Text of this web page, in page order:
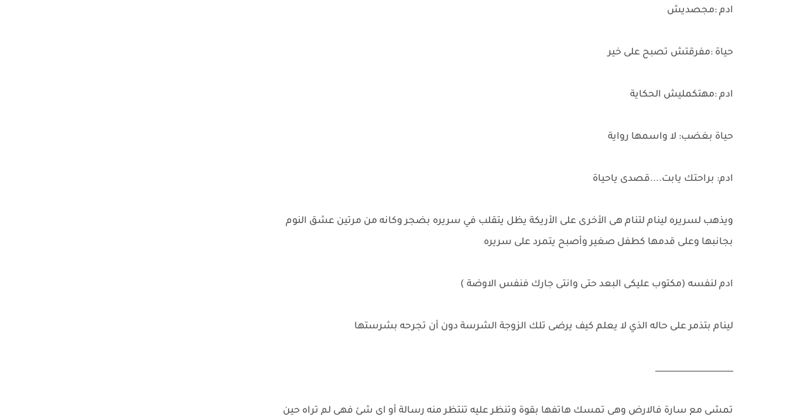
ادم :مجصديش
حياة :مفرقتش تصبح على خير
ادم :مهتكمليش الحكاية
حياة بغضب: لا واسمها رواية
ادم: براحتك يابت....قصدى ياحياة
ويذهب لسريره لينام لتنام هى الأخرى على الأريكة يظل يتقلب في سريره بضجر وكانه من مرتين عشق النوم
بجانبها وعلى قدمها كطفل صغير وأصبح يتمرد على سريره
ادم لنفسه (مكتوب عليكى البعد حتى وانتى جارك فنفس الاوضة )
لينام بتذمر على حاله الذي لا يعلم كيف يرضى تلك الزوجة الشرسة دون أن تجرحه بشرستها
___________________
تمشي مع سارة فالارض وهى تمسك هاتفها بقوة وتنظر عليه تنتظر منه رسالة أو اى شئ فهى لم تراه حين